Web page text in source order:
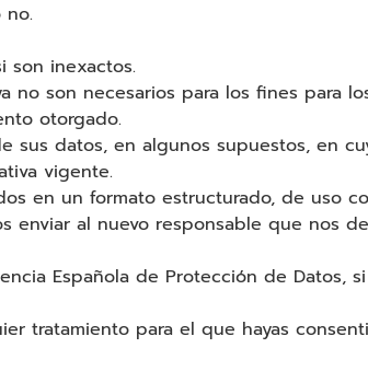
son inexactos.
no son necesarios para los fines para
otorgado.
sus datos, en algunos supuestos, en
vigente.
en un formato estructurado, de uso
enviar al nuevo responsable que nos
Española de Protección de Datos,
tratamiento para el que hayas